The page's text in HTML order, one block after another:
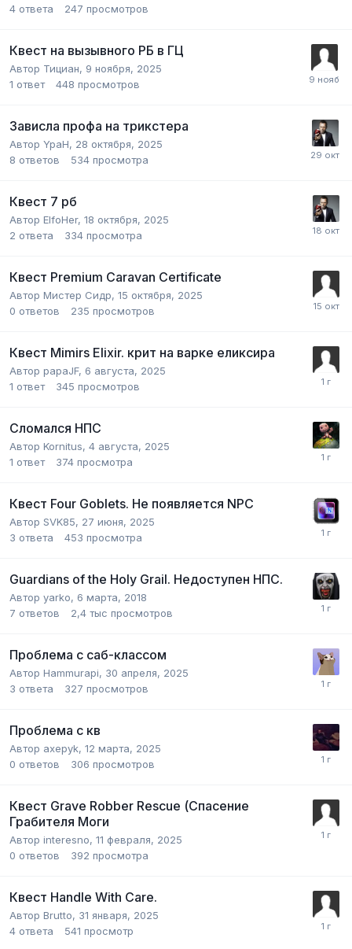
4 ответа 247 просмотров
Квест на вызывного РБ в ГЦ
Автор Тициан, 9 ноября, 2025
1 ответ 448 просмотров
Зависла профа на трикстера
Автор YpaH, 28 октября, 2025
8 ответов 534 просмотра
Квест 7 рб
Автор ElfoHer, 18 октября, 2025
2 ответа 334 просмотра
Квест Premium Caravan Certificate
Автор Мистер Сидр, 15 октября, 2025
0 ответов 235 просмотров
Квест Mimirs Elixir. крит на варке еликсира
Автор papaJF, 6 августа, 2025
1 ответ 345 просмотров
Сломался НПС
Автор Kornitus, 4 августа, 2025
1 ответ 374 просмотра
Квест Four Goblets. Не появляется NPC
Автор SVK85, 27 июня, 2025
3 ответа 453 просмотра
Guardians of the Holy Grail. Недоступен НПС.
Автор yarko, 6 марта, 2018
7 ответов 2,4 тыс просмотров
Проблема с саб-классом
Автор Hammurapi, 30 апреля, 2025
3 ответа 327 просмотров
Проблема с кв
Автор axepyk, 12 марта, 2025
0 ответов 306 просмотров
Квест Grave Robber Rescue (Спасение
Грабителя Моги
Автор interesno, 11 февраля, 2025
0 ответов 392 просмотра
Квест Handle With Care.
Автор Brutto, 31 января, 2025
4 ответа 541 просмотр